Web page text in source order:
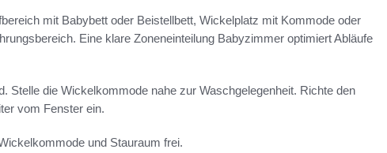
mit Babybett oder Beistellbett, Wickelplatz mit Kommode oder
Eine klare Zoneneinteilung Babyzimmer optimiert Abläufe
Stelle die Wickelkommode nahe zur Waschgelegenheit. Richte den
vom Fenster ein.
und Stauraum frei.